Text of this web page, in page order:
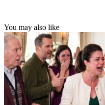
You may also like